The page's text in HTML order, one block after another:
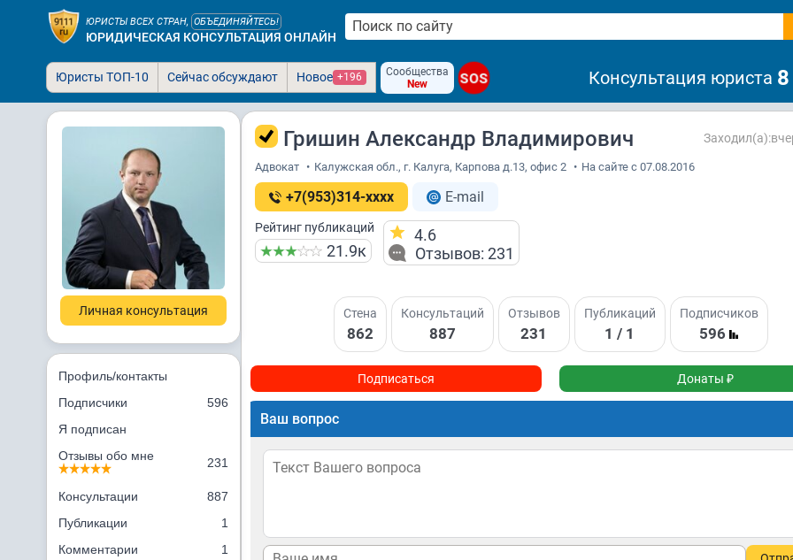
ЮРИСТЫ ВСЕХ СТРАН, ОБЪЕДИНЯЙТЕСЬ!
ЮРИДИЧЕСКАЯ КОНСУЛЬТАЦИЯ ОНЛАЙН
Юристы ТОП-10 Сейчас обсуждают Новое +196
Сообщества
New
SOS Консультация юриста
Личная консультация
Профиль/контакты
Подписчики
596
Я подписан
Отзывы обо мне
231
Консультации
887
Публикации
1
Комментарии
1
Гришин Александр Владимирович
Адвокат • Калужская обл., г. Калуга, Карпова д.13, офис 2 • На сайте с 07.08.2016
+7(953)314-xxxx E-mail
Рейтинг публикаций
21.9к
4.6
Отзывов: 231
Стена
862
Консультаций
887
Отзывов
231
Публикаций
1 / 1
Подписчиков
596
Подписаться Донаты ₽
Ваш вопрос